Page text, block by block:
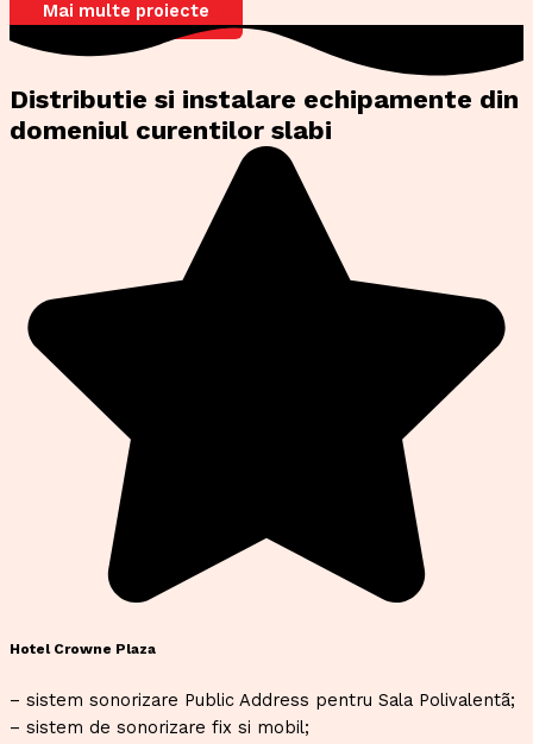
Mai multe proiecte
Distributie si instalare echipamente din
domeniul curentilor slabi
Hotel Crowne Plaza
– sistem sonorizare Public Address pentru Sala Polivalentã;
– sistem de sonorizare fix si mobil;